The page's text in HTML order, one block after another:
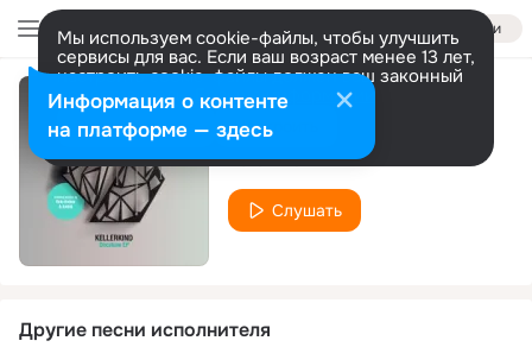
Войти
Мы используем cookie-файлы, чтобы улучшить
сервисы для вас. Если ваш возраст менее 13 лет,
настроить cookie-файлы должен ваш законный
представитель. Больше информации
Разрешить все Настроить
Decatune
Kellerkind
Слушать
Другие песни исполнителя
Информация о контенте
на платформе — здесь